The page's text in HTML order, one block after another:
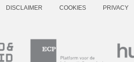
DISCLAIMER COOKIES PRIVACY